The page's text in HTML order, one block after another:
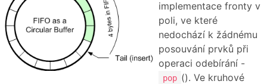
implementace fronty v
poli, ve které
nedochází k žádnému
posouvání prvků při
operaci odebírání -
pop (). Ve kruhové